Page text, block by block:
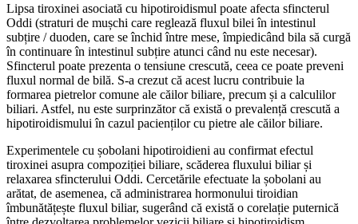
Lipsa tiroxinei asociată cu hipotiroidismul poate afecta sfincterul
Oddi (straturi de mușchi care reglează fluxul bilei în intestinul
subțire / duoden, care se închid între mese, împiedicând bila să curgă
în continuare în intestinul subțire atunci când nu este necesar).
Sfincterul poate prezenta o tensiune crescută, ceea ce poate preveni
fluxul normal de bilă. S-a crezut că acest lucru contribuie la
formarea pietrelor comune ale căilor biliare, precum și a calculilor
biliari. Astfel, nu este surprinzător că există o prevalență crescută a
hipotiroidismului în cazul pacienților cu pietre ale căilor biliare.
Experimentele cu șobolani hipotiroidieni au confirmat efectul
tiroxinei asupra compoziției biliare, scăderea fluxului biliar și
relaxarea sfincterului Oddi. Cercetările efectuate la șobolani au
arătat, de asemenea, că administrarea hormonului tiroidian
îmbunătățește fluxul biliar, sugerând că există o corelație puternică